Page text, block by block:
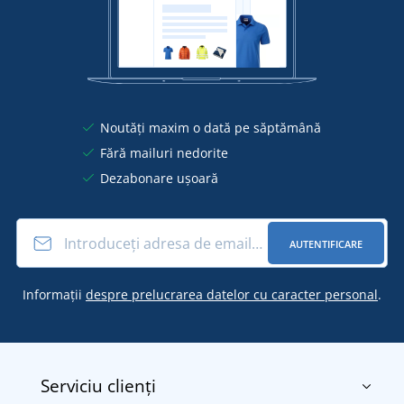
Noutăți maxim o dată pe săptămână
Fără mailuri nedorite
Dezabonare ușoară
AUTENTIFICARE
Informații despre prelucrarea datelor cu caracter personal.
Serviciu clienți